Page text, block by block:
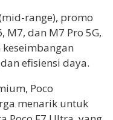
range), promo
M7, dan M7 Pro 5G,
efisiensi daya.
Poco
menarik untuk